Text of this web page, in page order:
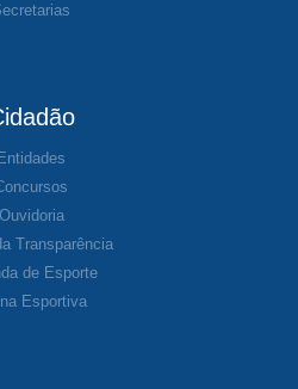
Entidades
Ouvidoria
Transparência
de Esporte
Esportiva